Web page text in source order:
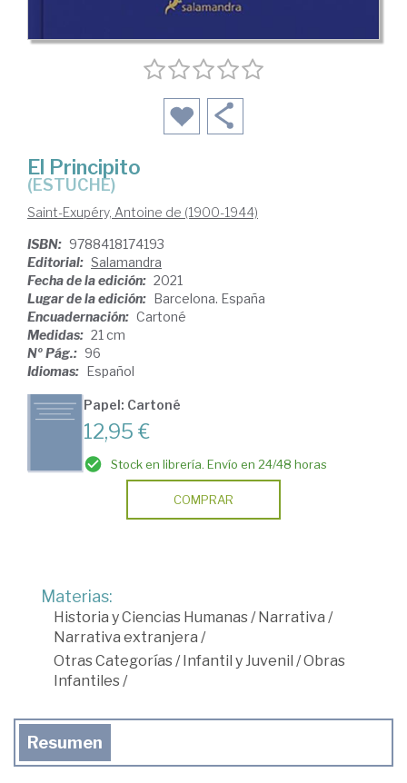
El Principito
(ESTUCHE)
Saint-Exupéry, Antoine de (1900-1944)
ISBN: 9788418174193
Editorial: Salamandra
Fecha de la edición: 2021
Lugar de la edición: Barcelona. España
Encuadernación: Cartoné
Medidas: 21 cm
Nº Pág.: 96
Idiomas: Español
Papel: Cartoné
12,95 €
Stock en librería. Envío en 24/48 horas
COMPRAR
Materias:
Historia y Ciencias Humanas/Narrativa /
Narrativa extranjera /
Otras Categorías/Infantil y Juvenil /Obras
Infantiles/
Resumen